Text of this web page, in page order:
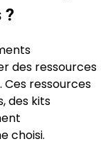
?
des ressources
Ces ressources
des kits
choisi.